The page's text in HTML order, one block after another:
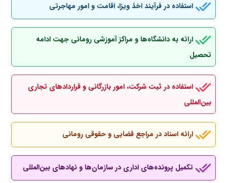
استفاده در فرآیند اخذ ویزا، اقامت و امور مهاجرتی
ارائه به دانشگاه‌ها و مراکز آموزشی رومانی جهت ادامه
تحصیل
استفاده در ثبت شرکت، امور بازرگانی و قراردادهای تجاری
بین‌المللی
ارائه اسناد در مراجع قضایی و حقوقی رومانی
تکمیل پرونده‌های اداری در سازمان‌ها و نهادهای بین‌المللی